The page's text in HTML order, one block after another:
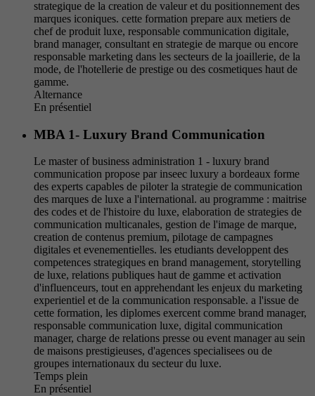
strategique de la creation de valeur et du positionnement des
marques iconiques. cette formation prepare aux metiers de
chef de produit luxe, responsable communication digitale,
brand manager, consultant en strategie de marque ou encore
responsable marketing dans les secteurs de la joaillerie, de la
mode, de l'hotellerie de prestige ou des cosmetiques haut de
gamme.
Alternance
En présentiel
MBA 1- Luxury Brand Communication
Le master of business administration 1 - luxury brand
communication propose par inseec luxury a bordeaux forme
des experts capables de piloter la strategie de communication
des marques de luxe a l'international. au programme : maitrise
des codes et de l'histoire du luxe, elaboration de strategies de
communication multicanales, gestion de l'image de marque,
creation de contenus premium, pilotage de campagnes
digitales et evenementielles. les etudiants developpent des
competences strategiques en brand management, storytelling
de luxe, relations publiques haut de gamme et activation
d'influenceurs, tout en apprehendant les enjeux du marketing
experientiel et de la communication responsable. a l'issue de
cette formation, les diplomes exercent comme brand manager,
responsable communication luxe, digital communication
manager, charge de relations presse ou event manager au sein
de maisons prestigieuses, d'agences specialisees ou de
groupes internationaux du secteur du luxe.
Temps plein
En présentiel